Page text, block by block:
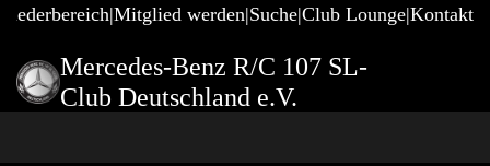
Mitglied werden Suche Club Lounge Kontakt
Mercedes-Benz R/C 107 SL-
Club Deutschland e.V.